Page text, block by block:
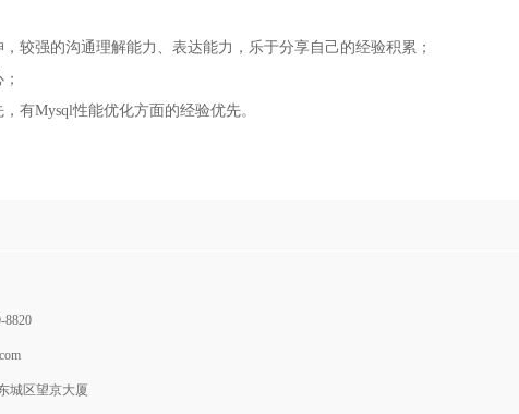
较强的沟通理解能力、表达能力，乐于分享自己的经验积累；
有Mysql性能优化方面的经验优先。
8820
城区望京大厦